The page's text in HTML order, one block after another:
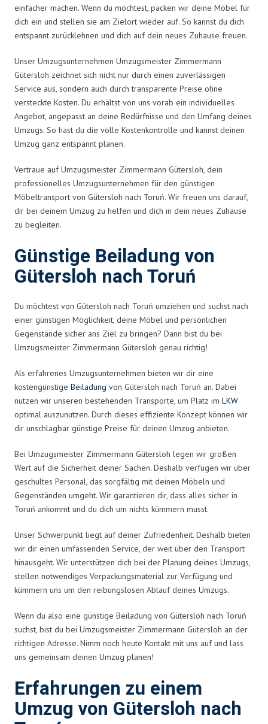
einfacher machen. Wenn du möchtest, packen wir deine Möbel für
dich ein und stellen sie am Zielort wieder auf. So kannst du dich
entspannt zurücklehnen und dich auf dein neues Zuhause freuen.
Unser Umzugsunternehmen Umzugsmeister Zimmermann
Gütersloh zeichnet sich nicht nur durch einen zuverlässigen
Service aus, sondern auch durch transparente Preise ohne
versteckte Kosten. Du erhältst von uns vorab ein individuelles
Angebot, angepasst an deine Bedürfnisse und den Umfang deines
Umzugs. So hast du die volle Kostenkontrolle und kannst deinen
Umzug ganz entspannt planen.
Vertraue auf Umzugsmeister Zimmermann Gütersloh, dein
professionelles Umzugsunternehmen für den günstigen
Möbeltransport von Gütersloh nach Toruń. Wir freuen uns darauf,
dir bei deinem Umzug zu helfen und dich in dein neues Zuhause
zu begleiten.
Günstige Beiladung von
Gütersloh nach Toruń
Du möchtest von Gütersloh nach Toruń umziehen und suchst nach
einer günstigen Möglichkeit, deine Möbel und persönlichen
Gegenstände sicher ans Ziel zu bringen? Dann bist du bei
Umzugsmeister Zimmermann Gütersloh genau richtig!
Als erfahrenes Umzugsunternehmen bieten wir dir eine
kostengünstige Beiladung von Gütersloh nach Toruń an. Dabei
nutzen wir unseren bestehenden Transporte, um Platz im LKW
optimal auszunutzen. Durch dieses effiziente Konzept können wir
dir unschlagbar günstige Preise für deinen Umzug anbieten.
Bei Umzugsmeister Zimmermann Gütersloh legen wir großen
Wert auf die Sicherheit deiner Sachen. Deshalb verfügen wir über
geschultes Personal, das sorgfältig mit deinen Möbeln und
Gegenständen umgeht. Wir garantieren dir, dass alles sicher in
Toruń ankommt und du dich um nichts kümmern musst.
Unser Schwerpunkt liegt auf deiner Zufriedenheit. Deshalb bieten
wir dir einen umfassenden Service, der weit über den Transport
hinausgeht. Wir unterstützen dich bei der Planung deines Umzugs,
stellen notwendiges Verpackungsmaterial zur Verfügung und
kümmern uns um den reibungslosen Ablauf deines Umzugs.
Wenn du also eine günstige Beiladung von Gütersloh nach Toruń
suchst, bist du bei Umzugsmeister Zimmermann Gütersloh an der
richtigen Adresse. Nimm noch heute Kontakt mit uns auf und lass
uns gemeinsam deinen Umzug planen!
Erfahrungen zu einem
Umzug von Gütersloh nach